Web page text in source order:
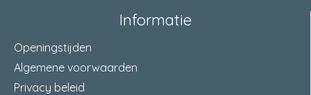
Informatie
Openingstijden
Algemene voorwaarden
Privacy beleid